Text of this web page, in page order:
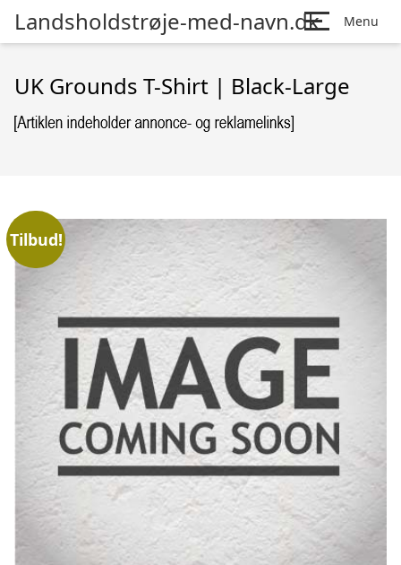
Landsholdstrøje-med-navn.dk Menu
UK Grounds T-Shirt | Black-Large
Tilbud!